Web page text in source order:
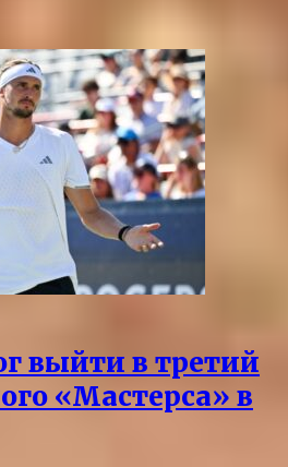
выйти в третий
«Мастерса» в